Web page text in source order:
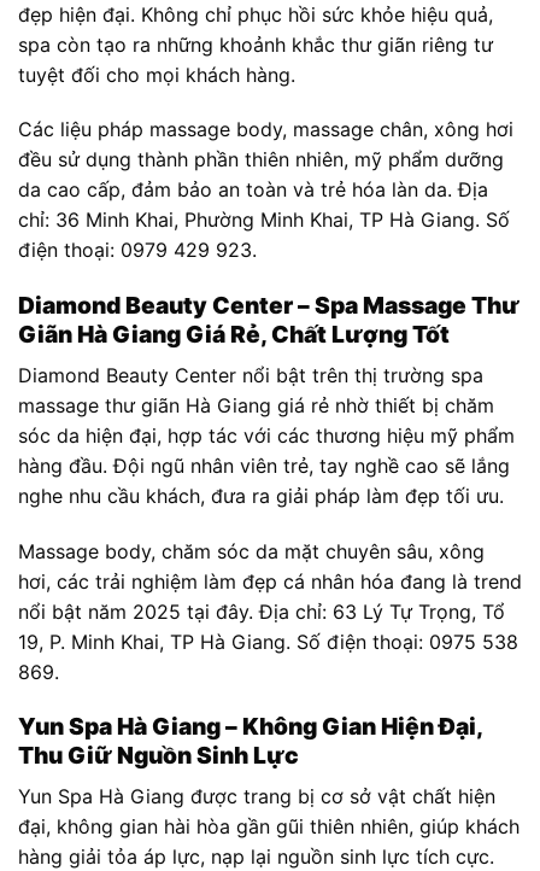
đẹp hiện đại. Không chỉ phục hồi sức khỏe hiệu quả,
spa còn tạo ra những khoảnh khắc thư giãn riêng tư
tuyệt đối cho mọi khách hàng.
Các liệu pháp massage body, massage chân, xông hơi
đều sử dụng thành phần thiên nhiên, mỹ phẩm dưỡng
da cao cấp, đảm bảo an toàn và trẻ hóa làn da. Địa
chỉ: 36 Minh Khai, Phường Minh Khai, TP Hà Giang. Số
điện thoại: 0979 429 923.
Diamond Beauty Center – Spa Massage Thư
Giãn Hà Giang Giá Rẻ, Chất Lượng Tốt
Diamond Beauty Center nổi bật trên thị trường spa
massage thư giãn Hà Giang giá rẻ nhờ thiết bị chăm
sóc da hiện đại, hợp tác với các thương hiệu mỹ phẩm
hàng đầu. Đội ngũ nhân viên trẻ, tay nghề cao sẽ lắng
nghe nhu cầu khách, đưa ra giải pháp làm đẹp tối ưu.
Massage body, chăm sóc da mặt chuyên sâu, xông
hơi, các trải nghiệm làm đẹp cá nhân hóa đang là trend
nổi bật năm 2025 tại đây. Địa chỉ: 63 Lý Tự Trọng, Tổ
19, P. Minh Khai, TP Hà Giang. Số điện thoại: 0975 538
869.
Yun Spa Hà Giang – Không Gian Hiện Đại,
Thu Giữ Nguồn Sinh Lực
Yun Spa Hà Giang được trang bị cơ sở vật chất hiện
đại, không gian hài hòa gần gũi thiên nhiên, giúp khách
hàng giải tỏa áp lực, nạp lại nguồn sinh lực tích cực.